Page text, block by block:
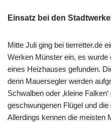
Einsatz bei den
Mitte Juli ging bei tierretter.de
Werken Münster ein, es wurde
eines Heizhauses gefunden.
denn Mauersegler werden
Schwalben oder ‚kleine
geschwungenen Flügel und
Allerdings kennen die meisten